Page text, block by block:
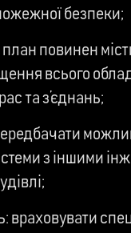
безпеки;
план повинен
всього
та з’єднань;
з іншими
враховувати